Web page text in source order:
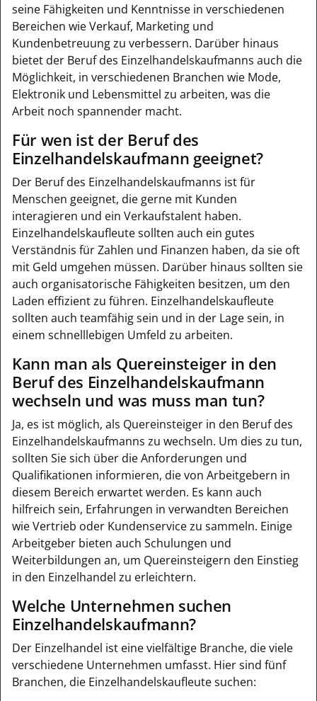
seine Fähigkeiten und Kenntnisse in verschiedenen
Bereichen wie Verkauf, Marketing und
Kundenbetreuung zu verbessern. Darüber hinaus
bietet der Beruf des Einzelhandelskaufmanns auch die
Möglichkeit, in verschiedenen Branchen wie Mode,
Elektronik und Lebensmittel zu arbeiten, was die
Arbeit noch spannender macht.
Für wen ist der Beruf des
Einzelhandelskaufmann geeignet?
Der Beruf des Einzelhandelskaufmanns ist für
Menschen geeignet, die gerne mit Kunden
interagieren und ein Verkaufstalent haben.
Einzelhandelskaufleute sollten auch ein gutes
Verständnis für Zahlen und Finanzen haben, da sie oft
mit Geld umgehen müssen. Darüber hinaus sollten sie
auch organisatorische Fähigkeiten besitzen, um den
Laden effizient zu führen. Einzelhandelskaufleute
sollten auch teamfähig sein und in der Lage sein, in
einem schnelllebigen Umfeld zu arbeiten.
Kann man als Quereinsteiger in den
Beruf des Einzelhandelskaufmann
wechseln und was muss man tun?
Ja, es ist möglich, als Quereinsteiger in den Beruf des
Einzelhandelskaufmanns zu wechseln. Um dies zu tun,
sollten Sie sich über die Anforderungen und
Qualifikationen informieren, die von Arbeitgebern in
diesem Bereich erwartet werden. Es kann auch
hilfreich sein, Erfahrungen in verwandten Bereichen
wie Vertrieb oder Kundenservice zu sammeln. Einige
Arbeitgeber bieten auch Schulungen und
Weiterbildungen an, um Quereinsteigern den Einstieg
in den Einzelhandel zu erleichtern.
Welche Unternehmen suchen
Einzelhandelskaufmann?
Der Einzelhandel ist eine vielfältige Branche, die viele
verschiedene Unternehmen umfasst. Hier sind fünf
Branchen, die Einzelhandelskaufleute suchen: